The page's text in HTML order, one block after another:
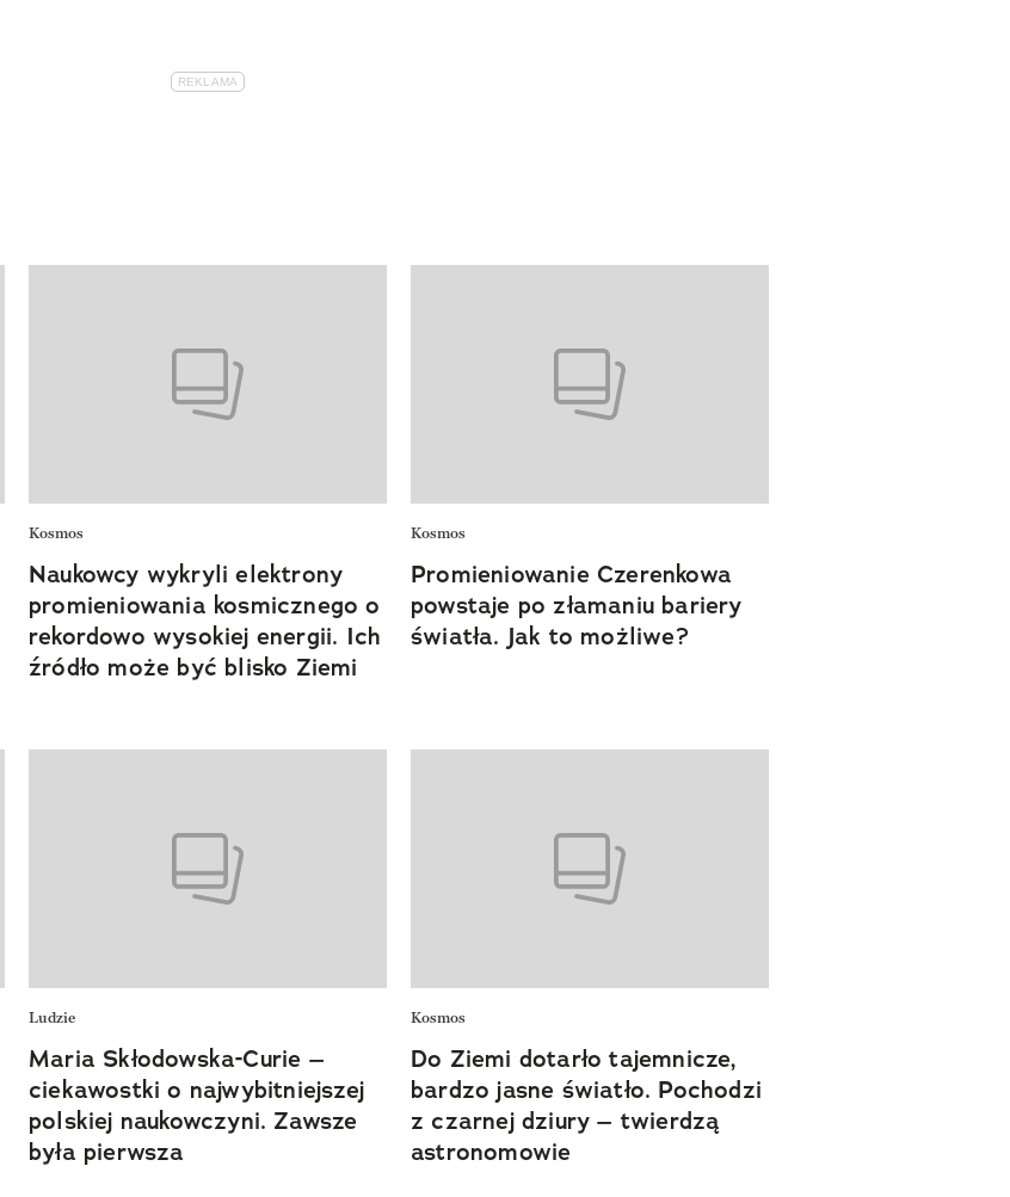
Kosmos
Naukowcy wykryli elektrony
promieniowania kosmicznego o
rekordowo wysokiej energii. Ich
źródło może być blisko Ziemi
Kosmos
Promieniowanie Czerenkowa
powstaje po złamaniu bariery
światła. Jak to możliwe?
Ludzie
Maria Skłodowska-Curie –
ciekawostki o najwybitniejszej
polskiej naukowczyni. Zawsze
była pierwsza
Kosmos
Do Ziemi dotarło tajemnicze,
bardzo jasne światło. Pochodzi
z czarnej dziury – twierdzą
astronomowie